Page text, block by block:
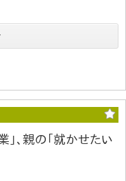
、親の「就かせたい